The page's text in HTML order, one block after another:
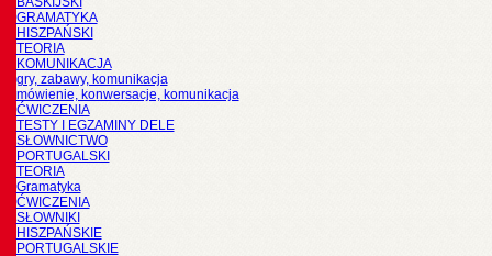
GRAMATYKA
HISZPAŃSKI
TEORIA
KOMUNIKACJA
gry, zabawy, komunikacja
mówienie, konwersacje, komunikacja
ĆWICZENIA
TESTY I EGZAMINY DELE
SŁOWNICTWO
PORTUGALSKI
TEORIA
Gramatyka
ĆWICZENIA
SŁOWNIKI
HISZPAŃSKIE
PORTUGALSKIE